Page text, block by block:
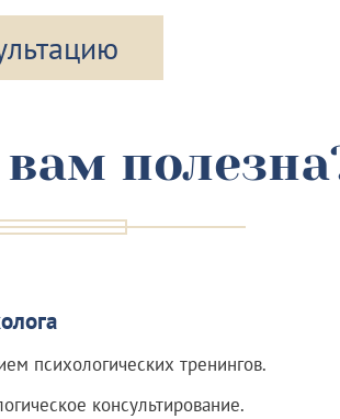
психологических тренингов.
консультирование.